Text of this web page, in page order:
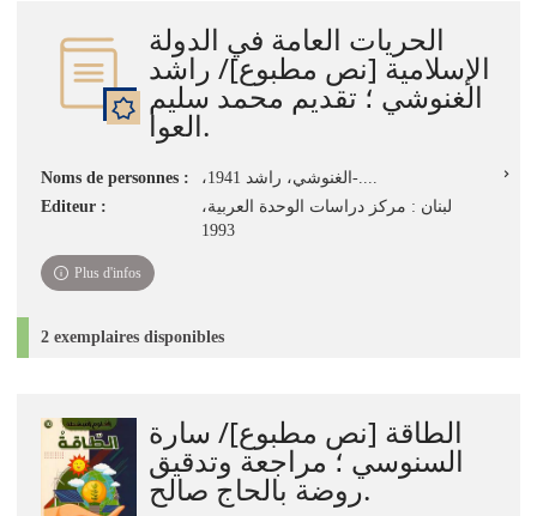
الحريات العامة في الدولة
الإسلامية [نص مطبوع]/ راشد
الغنوشي ؛ تقديم محمد سليم
العوا.
Noms de personnes :
،الغنوشي، راشد 1941-....
Editeur :
لبنان : مركز دراسات الوحدة العربية،
1993
Plus d'infos
2 exemplaires disponibles
الطاقة [نص مطبوع]/ سارة
السنوسي ؛ مراجعة وتدقيق
روضة بالحاج صالح.